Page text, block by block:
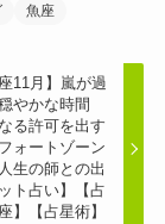
魚座
11月】嵐が過
やかな時間
る許可を出す
ォートゾーン
生の師との出
ト占い】【占
】【占星術】